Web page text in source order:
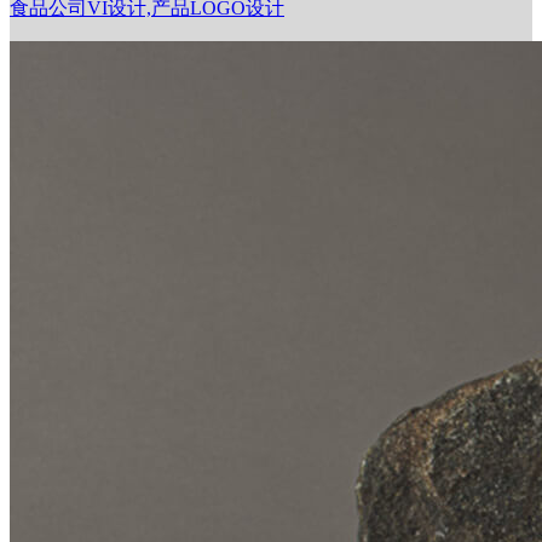
食品公司VI设计,产品LOGO设计